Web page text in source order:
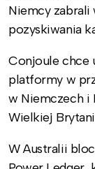
Niemcy zabrali
pozyskiwania
Conjoule chce
platformy w
w Niemczech i
Wielkiej
W Australii